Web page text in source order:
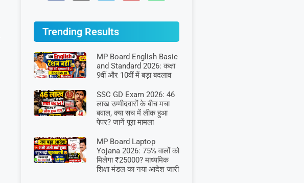
Trending Results
MP Board English Basic
and Standard 2026: कक्षा
9वीं और 10वीं में बड़ा बदलाव
SSC GD Exam 2026: 46
लाख उम्मीदवारों के बीच मचा
बवाल, क्या सच में लीक हुआ
पेपर? जानें पूरा मामला
MP Board Laptop
Yojana 2026: 75% वालों को
मिलेगा ₹25000? माध्यमिक
शिक्षा मंडल का नया आदेश जारी